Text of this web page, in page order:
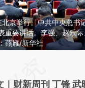
京举行。中共中央总书
重要讲话。李强、赵乐际
燕雁/新华社
基于
新周刊 丁锋 武